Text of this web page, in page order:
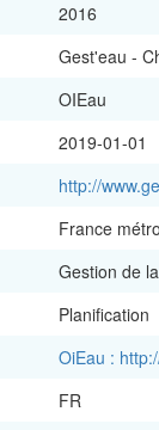
2016
Gest'eau -
OIEau
2019-01-01
http://
France
Gestion de
Planification
OiEau :
FR